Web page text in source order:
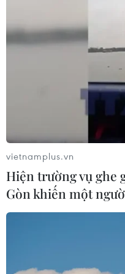
nước này ban hành một
các biện pháp phòng
cung khí đốt đột ngột bị
vietnamplus.vn
Hiện trường vụ ghe
Gòn khiến một